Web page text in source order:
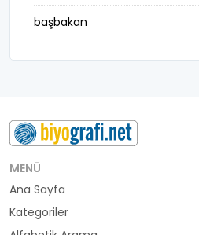
başbakan
belediye başkanı
buluş
bürokrat
büyükelçi
MENÜ
Ana Sayfa
Kategoriler